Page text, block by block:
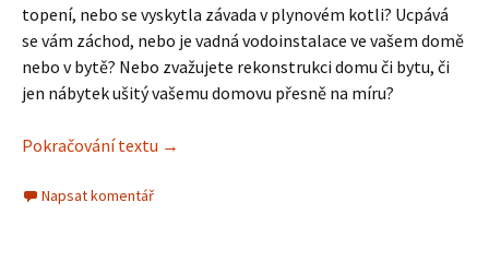
topení, nebo se vyskytla závada v plynovém kotli? Ucpává
se vám záchod, nebo je vadná vodoinstalace ve vašem domě
nebo v bytě? Nebo zvažujete rekonstrukci domu či bytu, či
jen nábytek ušitý vašemu domovu přesně na míru?
Pokračování textu Stavební firmy a řemeslníci Brno
→
Napsat komentář